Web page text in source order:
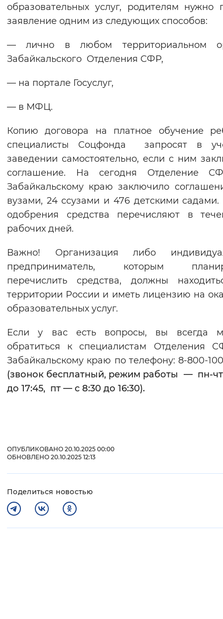
образовательных услуг, родителям нужно
заявление одним из следующих способов:
— лично в любом территориальном
Забайкальского Отделения СФР,
— на портале Госуслуг,
— в МФЦ.
Копию договора на платное обучение
специалисты Соцфонда запросят в
заведении самостоятельно, если с ним
соглашение. На сегодня Отделение
Забайкальскому краю заключило
вузами, 24 ссузами и 476 детскими садами.
одобрения средства перечисляют в
рабочих дней.
Важно! Организация либо
предприниматель, которым
перечислить средства, должны
территории России и иметь лицензию на
образовательных услуг.
Если у вас есть вопросы, вы всегда
обратиться к специалистам Отделения
Забайкальскому краю по телефону: 8-800-
(звонок бесплатный, режим работы — пн-чт
до 17:45, пт — с 8:30 до 16:30).
ОПУБЛИКОВАНО 20.10.2025 00:00
ОБНОВЛЕНО 20.10.2025 12:13
Поделиться новостью